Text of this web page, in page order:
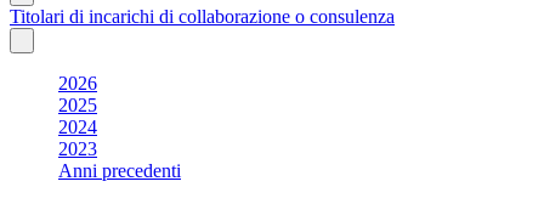
Titolari di incarichi di collaborazione o consulenza
2026
2025
2024
2023
Anni precedenti